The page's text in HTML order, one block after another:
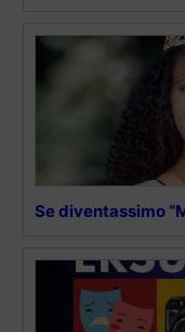
Se diventassimo